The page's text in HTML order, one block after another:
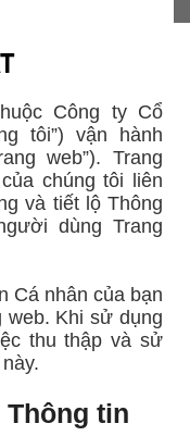
Công ty Cổ
tôi”) vận hành
web”). Trang
chúng tôi liên
và tiết lộ Thông
dùng Trang
Cá nhân của bạn
web. Khi sử dụng
thu thập và sử
tin